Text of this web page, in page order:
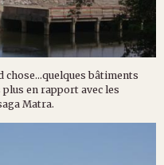
bâtiments
en rapport avec les
Matra.